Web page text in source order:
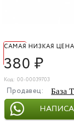
САМАЯ НИЗКАЯ ЦЕНА
380 ₽
Код: 00-00039703
Продавец: База